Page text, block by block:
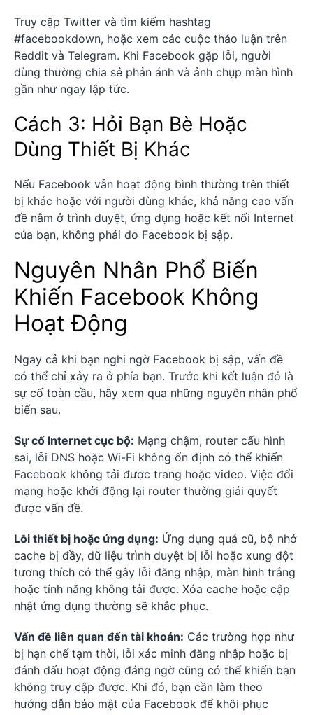
Truy cập Twitter và tìm kiếm hashtag
#facebookdown, hoặc xem các cuộc thảo luận trên
Reddit và Telegram. Khi Facebook gặp lỗi, người
dùng thường chia sẻ phản ánh và ảnh chụp màn hình
gần như ngay lập tức.
Cách 3: Hỏi Bạn Bè Hoặc
Dùng Thiết Bị Khác
Nếu Facebook vẫn hoạt động bình thường trên thiết
bị khác hoặc với người dùng khác, khả năng cao vấn
đề nằm ở trình duyệt, ứng dụng hoặc kết nối Internet
của bạn, không phải do Facebook bị sập.
Nguyên Nhân Phổ Biến
Khiến Facebook Không
Hoạt Động
Ngay cả khi bạn nghi ngờ Facebook bị sập, vấn đề
có thể chỉ xảy ra ở phía bạn. Trước khi kết luận đó là
sự cố toàn cầu, hãy xem qua những nguyên nhân phổ
biến sau.
Sự cố Internet cục bộ: Mạng chậm, router cấu hình
sai, lỗi DNS hoặc Wi-Fi không ổn định có thể khiến
Facebook không tải được trang hoặc video. Việc đổi
mạng hoặc khởi động lại router thường giải quyết
được vấn đề.
Lỗi thiết bị hoặc ứng dụng: Ứng dụng quá cũ, bộ nhớ
cache bị đầy, dữ liệu trình duyệt bị lỗi hoặc xung đột
tương thích có thể gây lỗi đăng nhập, màn hình trắng
hoặc tính năng không tải được. Xóa cache hoặc cập
nhật ứng dụng thường sẽ khắc phục.
Vấn đề liên quan đến tài khoản: Các trường hợp như
bị hạn chế tạm thời, lỗi xác minh đăng nhập hoặc bị
đánh dấu hoạt động đáng ngờ cũng có thể khiến bạn
không truy cập được. Khi đó, bạn cần làm theo
hướng dẫn bảo mật của Facebook để khôi phục